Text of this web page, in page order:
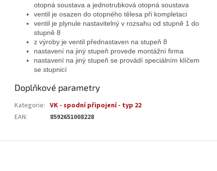
otopná soustava a jednotrubková otopná soustava
ventil je osazen do otopného tělesa při kompletaci
ventil je plynule nastavitelný v rozsahu od stupně 1 do
stupně 8
z výroby je ventil přednastaven na stupeň 8
nastavení na jiný stupeň provede montážní firma
nastavení na jiný stupeň se provádí speciálním klíčem
se stupnicí
Doplňkové parametry
Kategorie: VK - spodní připojení - typ 22
EAN: 8592651008228